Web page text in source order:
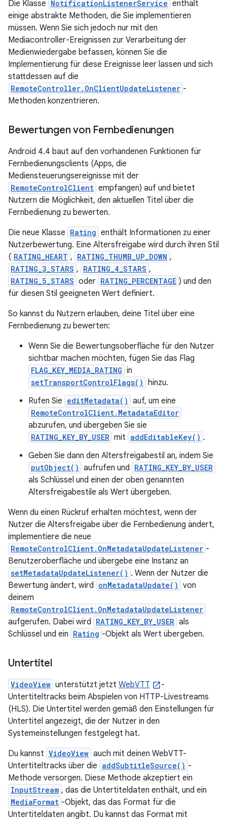
Die Klasse NotificationListenerService enthält
einige abstrakte Methoden, die Sie implementieren
müssen. Wenn Sie sich jedoch nur mit den
Mediacontroller-Ereignissen zur Verarbeitung der
Medienwiedergabe befassen, können Sie die
Implementierung für diese Ereignisse leer lassen und sich
stattdessen auf die
RemoteController.OnClientUpdateListener -
Methoden konzentrieren.
Bewertungen von Fernbedienungen
Android 4.4 baut auf den vorhandenen Funktionen für
Fernbedienungsclients (Apps, die
Mediensteuerungsereignisse mit der
RemoteControlClient empfangen) auf und bietet
Nutzern die Möglichkeit, den aktuellen Titel über die
Fernbedienung zu bewerten.
Die neue Klasse Rating enthält Informationen zu einer
Nutzerbewertung. Eine Altersfreigabe wird durch ihren Stil
( RATING_HEART , RATING_THUMB_UP_DOWN ,
RATING_3_STARS , RATING_4_STARS ,
RATING_5_STARS oder RATING_PERCENTAGE ) und den
für diesen Stil geeigneten Wert definiert.
So kannst du Nutzern erlauben, deine Titel über eine
Fernbedienung zu bewerten:
Wenn Sie die Bewertungsoberfläche für den Nutzer
sichtbar machen möchten, fügen Sie das Flag
FLAG_KEY_MEDIA_RATING in
setTransportControlFlags() hinzu.
Rufen Sie editMetadata() auf, um eine
RemoteControlClient.MetadataEditor
abzurufen, und übergeben Sie sie
RATING_KEY_BY_USER mit addEditableKey() .
Geben Sie dann den Altersfreigabestil an, indem Sie
putObject() aufrufen und RATING_KEY_BY_USER
als Schlüssel und einen der oben genannten
Altersfreigabestile als Wert übergeben.
Wenn du einen Rückruf erhalten möchtest, wenn der
Nutzer die Altersfreigabe über die Fernbedienung ändert,
implementiere die neue
RemoteControlClient.OnMetadataUpdateListener -
Benutzeroberfläche und übergebe eine Instanz an
setMetadataUpdateListener() . Wenn der Nutzer die
Bewertung ändert, wird onMetadataUpdate() von
deinem
RemoteControlClient.OnMetadataUpdateListener
aufgerufen. Dabei wird RATING_KEY_BY_USER als
Schlüssel und ein Rating -Objekt als Wert übergeben.
Untertitel
VideoView unterstützt jetzt WebVTT
-
Untertiteltracks beim Abspielen von HTTP-Livestreams
(HLS). Die Untertitel werden gemäß den Einstellungen für
Untertitel angezeigt, die der Nutzer in den
Systemeinstellungen festgelegt hat.
Du kannst VideoView auch mit deinen WebVTT-
Untertiteltracks über die addSubtitleSource() -
Methode versorgen. Diese Methode akzeptiert ein
InputStream , das die Untertiteldaten enthält, und ein
MediaFormat -Objekt, das das Format für die
Untertiteldaten angibt. Du kannst das Format mit